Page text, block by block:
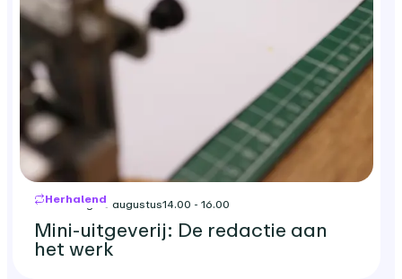
Herhalend
donderdag 20 augustus14.00 - 16.00
Mini-uitgeverij: De redactie aan
het werk